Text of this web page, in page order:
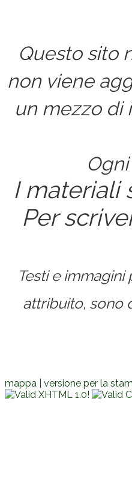
Questo sito
non viene
un mezzo di
I materiali
Per
Testi e
attribuito, sono
mappa versione per la